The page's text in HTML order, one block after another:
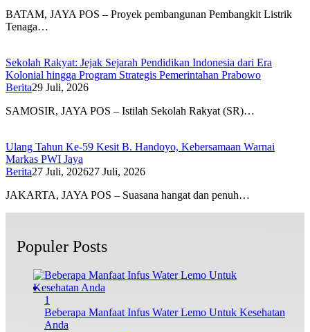
BATAM, JAYA POS – Proyek pembangunan Pembangkit Listrik
Tenaga…
Sekolah Rakyat: Jejak Sejarah Pendidikan Indonesia dari Era
Kolonial hingga Program Strategis Pemerintahan Prabowo
Berita29 Juli, 2026
SAMOSIR, JAYA POS – Istilah Sekolah Rakyat (SR)…
Ulang Tahun Ke-59 Kesit B. Handoyo, Kebersamaan Warnai
Markas PWI Jaya
Berita27 Juli, 202627 Juli, 2026
JAKARTA, JAYA POS – Suasana hangat dan penuh…
Populer Posts
1
Beberapa Manfaat Infus Water Lemo Untuk Kesehatan
Anda